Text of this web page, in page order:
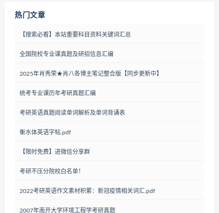
热门文章
【搜索必看】本站重要科目资料关键词汇总
全国院校专业课真题及研招信息汇编
2025年肖秀荣★肖八各博主笔记整合版【同步更新中】
统考专业课历年考研真题汇编
考研英语真题阅读单词解析及单词背诵表
衡水体英语字帖.pdf
【限时免费】进微信分享群
考研不压分院校白名单！
2022考研英语作文素材积累：新冠疫情相关词汇.pdf
2007年南开大学环境工程学考研真题